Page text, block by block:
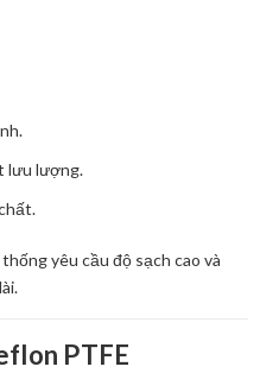
lưu lượng.
yêu cầu độ sạch cao và
PTFE